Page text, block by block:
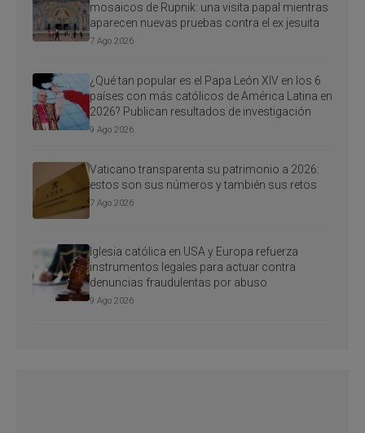
mosaicos de Rupnik: una visita papal mientras
aparecen nuevas pruebas contra el ex jesuita
7 Ago 2026
¿Qué tan popular es el Papa León XIV en los 6
países con más católicos de América Latina en
2026? Publican resultados de investigación
9 Ago 2026
Vaticano transparenta su patrimonio a 2026:
estos son sus números y también sus retos
7 Ago 2026
Iglesia católica en USA y Europa refuerza
instrumentos legales para actuar contra
denuncias fraudulentas por abuso
9 Ago 2026